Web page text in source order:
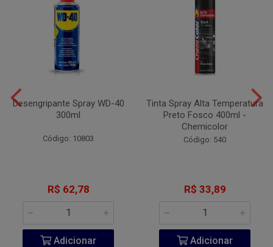
Desengripante Spray WD-40
300ml
Código: 10803
R$ 62,78
Adicionar
Tinta Spray Alta Temperatura
Preto Fosco 400ml -
Chemicolor
Código: 540
R$ 33,89
Adicionar